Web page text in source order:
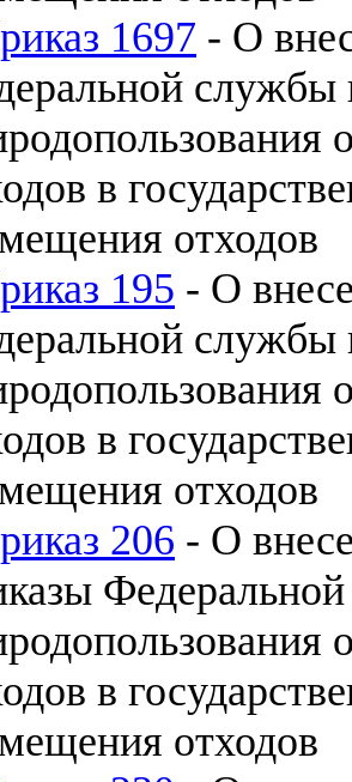
1697 - О
службы
в
отходов
195 - О
службы
в
отходов
206 - О
в
отходов